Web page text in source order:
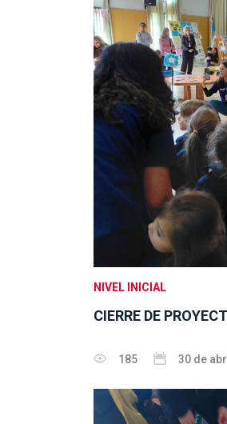
NIVEL INICIAL
CIERRE DE
185 30 de